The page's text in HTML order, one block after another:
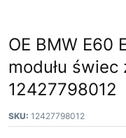
OE BMW E60
modułu
12427798012
SKU: 12427798012